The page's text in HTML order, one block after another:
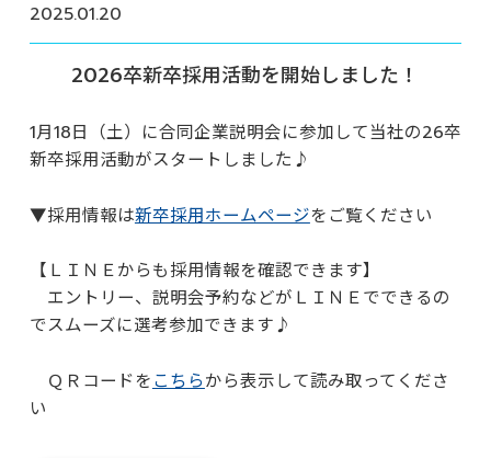
2025.01.20
2026卒新卒採用活動を開始しました！
1月18日（土）に合同企業説明会に参加して当社の26卒
新卒採用活動がスタートしました♪
▼採用情報は新卒採用ホームページをご覧ください
【ＬＩＮＥからも採用情報を確認できます】
エントリー、説明会予約などがＬＩＮＥでできるの
でスムーズに選考参加できます♪
ＱＲコードをこちらから表示して読み取ってくださ
い